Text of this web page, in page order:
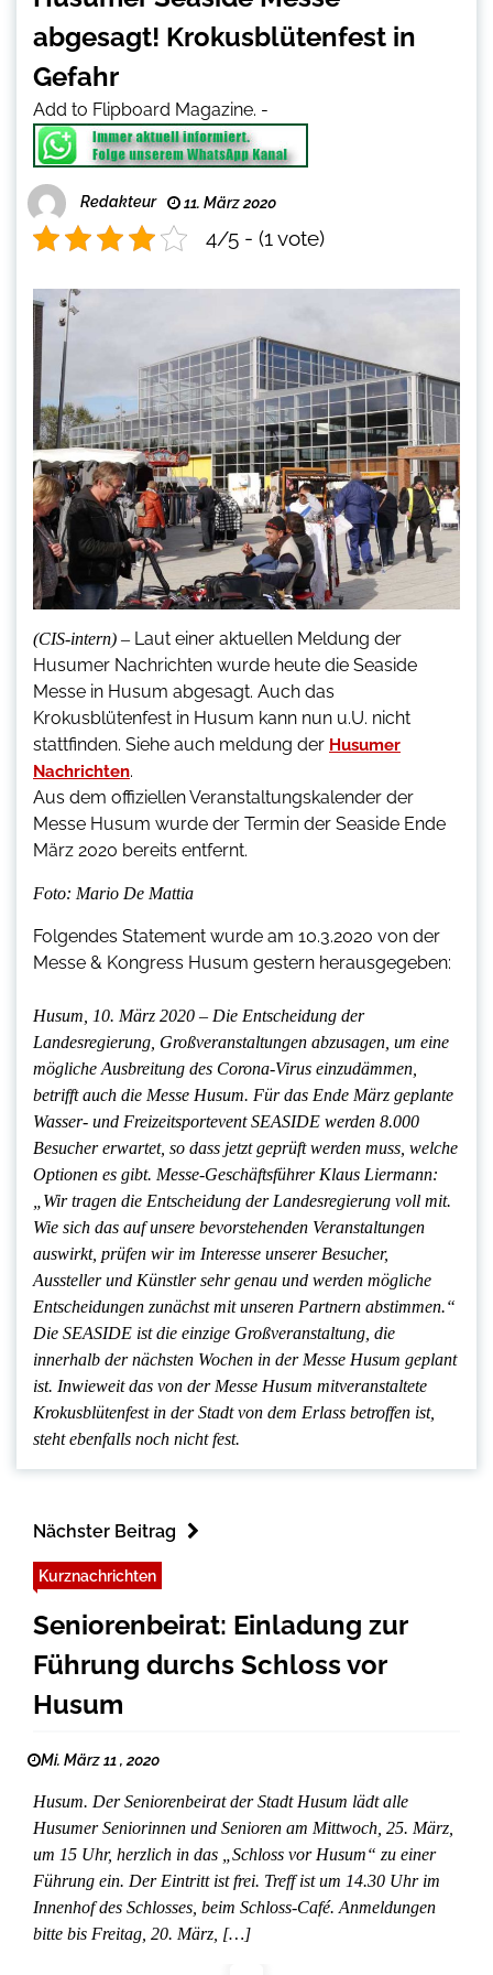
abgesagt! Krokusblütenfest in
Gefahr
Add to Flipboard Magazine. -
Redakteur 11. März 2020
4/5 - (1 vote)
(CIS-intern) – Laut einer aktuellen Meldung der
Husumer Nachrichten wurde heute die Seaside
Messe in Husum abgesagt. Auch das
Krokusblütenfest in Husum kann nun u.U. nicht
stattfinden. Siehe auch meldung der Husumer
Nachrichten.
Aus dem offiziellen Veranstaltungskalender der
Messe Husum wurde der Termin der Seaside Ende
März 2020 bereits entfernt.
Foto: Mario De Mattia
Folgendes Statement wurde am 10.3.2020 von der
Messe & Kongress Husum gestern herausgegeben:
Husum, 10. März 2020 – Die Entscheidung der
Landesregierung, Großveranstaltungen abzusagen, um eine
mögliche Ausbreitung des Corona-Virus einzudämmen,
betrifft auch die Messe Husum. Für das Ende März geplante
Wasser- und Freizeitsportevent SEASIDE werden 8.000
Besucher erwartet, so dass jetzt geprüft werden muss, welche
Optionen es gibt. Messe-Geschäftsführer Klaus Liermann:
„Wir tragen die Entscheidung der Landesregierung voll mit.
Wie sich das auf unsere bevorstehenden Veranstaltungen
auswirkt, prüfen wir im Interesse unserer Besucher,
Aussteller und Künstler sehr genau und werden mögliche
Entscheidungen zunächst mit unseren Partnern abstimmen.“
Die SEASIDE ist die einzige Großveranstaltung, die
innerhalb der nächsten Wochen in der Messe Husum geplant
ist. Inwieweit das von der Messe Husum mitveranstaltete
Krokusblütenfest in der Stadt von dem Erlass betroffen ist,
steht ebenfalls noch nicht fest.
Nächster Beitrag
Kurznachrichten
Seniorenbeirat: Einladung zur
Führung durchs Schloss vor
Husum
Mi. März 11 , 2020
Husum. Der Seniorenbeirat der Stadt Husum lädt alle
Husumer Seniorinnen und Senioren am Mittwoch, 25. März,
um 15 Uhr, herzlich in das „Schloss vor Husum“ zu einer
Führung ein. Der Eintritt ist frei. Treff ist um 14.30 Uhr im
Innenhof des Schlosses, beim Schloss-Café. Anmeldungen
bitte bis Freitag, 20. März, […]